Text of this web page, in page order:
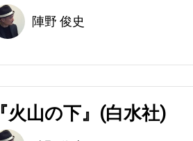
陣野 俊史
『火山の下』(白水社)